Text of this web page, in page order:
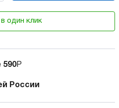
один клик
590Р
России